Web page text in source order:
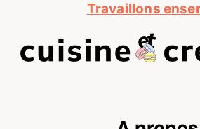
Travaillons